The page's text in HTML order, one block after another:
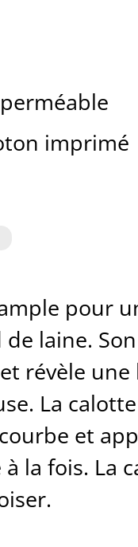
imprimé
pour
laine.
révèle
La
et
la fois. La